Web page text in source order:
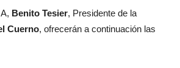
Benito Tesier, Presidente de la
Cuerno, ofrecerán a continuación las